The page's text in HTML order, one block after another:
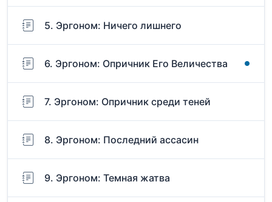
5. Эргоном: Ничего лишнего
6. Эргоном: Опричник Его Величества
7. Эргоном: Опричник среди теней
8. Эргоном: Последний ассасин
9. Эргоном: Темная жатва